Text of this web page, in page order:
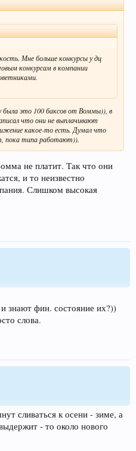
Мне больше конкурсы у дц
конкурсам в компании
была это 100 баксов от Воммы)), в
что они не выплачивают
какое-то есть. Думал что
пока типа работают)).
не платит. Так что они
и то неизвестно
Слишком высокая
знают фин. состояние их?))
слова.
сливаться к осени - зиме, а
- то около нового